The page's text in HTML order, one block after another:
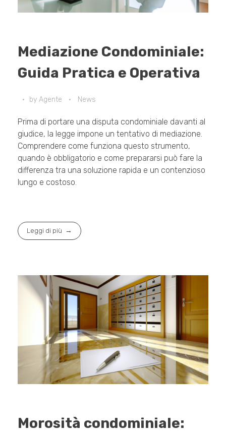
Mediazione Condominiale:
Guida Pratica e Operativa
by Agente News
Prima di portare una disputa condominiale davanti al
giudice, la legge impone un tentativo di mediazione.
Comprendere come funziona questo strumento,
quando è obbligatorio e come prepararsi può fare la
differenza tra una soluzione rapida e un contenzioso
lungo e costoso.
Leggi di più
Morosità condominiale: